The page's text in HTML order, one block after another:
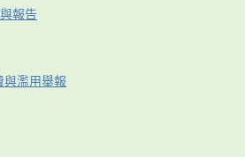
報告
濫用舉報